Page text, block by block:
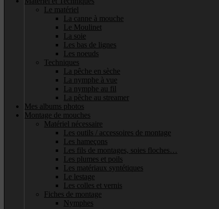
Le matériel
La canne à mouche
Le Moulinet
La soie
Les bas de lignes
Les noeuds
Techniques
La pêche en sèche
La nymphe à vue
La nymphe au fil
La pêche au streamer
Mes albums photos
Montage de mouches
Matériel nécessaire
Les outils / accessoires de montage
Les hameçons
Les fils de montages, soies floches…
Les plumes et poils
Les matériaux syntétiques
Le lestage
Les colles et vernis
Fiches de montage
Nymphes